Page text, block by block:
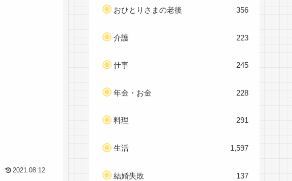
2021.08.12
おひとりさまの老後 356
介護 223
仕事 245
年金・お金 228
料理 291
生活 1,597
結婚失敗 137